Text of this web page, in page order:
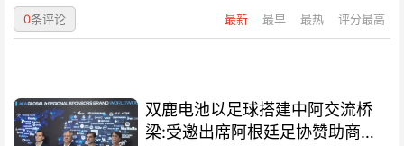
最新 最早 最热 评分最高
0条评论
双鹿电池以足球搭建中阿交流桥
梁:受邀出席阿根廷足协赞助商招